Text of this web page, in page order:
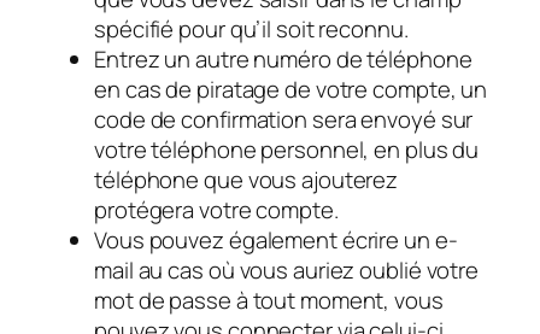
spécifié pour qu’il soit reconnu.
Entrez un autre numéro de téléphone
en cas de piratage de votre compte, un
code de confirmation sera envoyé sur
votre téléphone personnel, en plus du
téléphone que vous ajouterez
protégera votre compte.
Vous pouvez également écrire un e-
mail au cas où vous auriez oublié votre
mot de passe à tout moment, vous